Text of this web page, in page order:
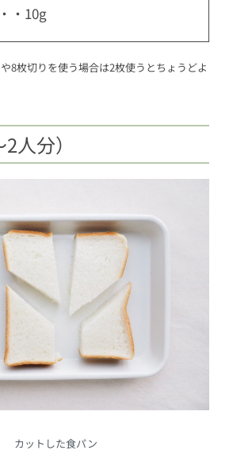
・10g
8枚切りを使う場合は2枚使うとちょうどよ
人分）
カットした食パン